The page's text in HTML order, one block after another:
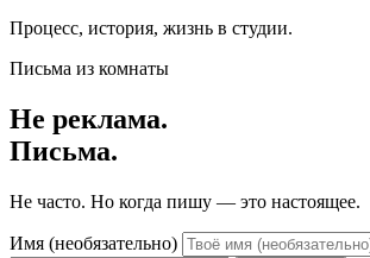
Процесс, история, жизнь в студии.
Письма из комнаты
Не реклама.
Письма.
Не часто. Но когда пишу — это настоящее.
Имя (необязательно)